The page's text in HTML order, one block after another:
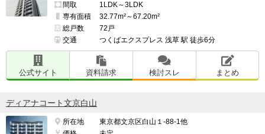
間取
1LDK～3LDK
専有面積
32.77m²～67.20m²
総戸数
72戸
交通
つくばエクスプレス 浅草 駅 徒歩6分
公式サイト 資料請求 検討スレ まとめ
ディアナコート文京白山
所在地
東京都文京区白山１-88-1他